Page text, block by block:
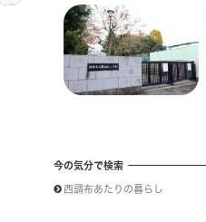
今の気分で検索
西調布あたりの暮らし